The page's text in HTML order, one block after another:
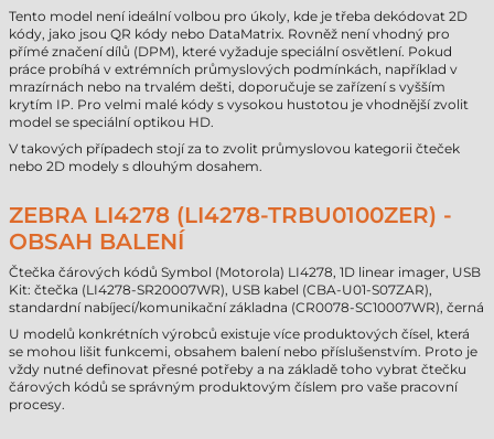
Tento model není ideální volbou pro úkoly, kde je třeba dekódovat 2D
kódy, jako jsou QR kódy nebo DataMatrix. Rovněž není vhodný pro
přímé značení dílů (DPM), které vyžaduje speciální osvětlení. Pokud
práce probíhá v extrémních průmyslových podmínkách, například v
mrazírnách nebo na trvalém dešti, doporučuje se zařízení s vyšším
krytím IP. Pro velmi malé kódy s vysokou hustotou je vhodnější zvolit
model se speciální optikou HD.
V takových případech stojí za to zvolit průmyslovou kategorii čteček
nebo 2D modely s dlouhým dosahem.
ZEBRA LI4278 (LI4278-TRBU0100ZER) -
OBSAH BALENÍ
Čtečka čárových kódů Symbol (Motorola) LI4278, 1D linear imager, USB
Kit: čtečka (LI4278-SR20007WR), USB kabel (CBA-U01-S07ZAR),
standardní nabíjecí/komunikační základna (CR0078-SC10007WR), černá
U modelů konkrétních výrobců existuje více produktových čísel, která
se mohou lišit funkcemi, obsahem balení nebo příslušenstvím. Proto je
vždy nutné definovat přesné potřeby a na základě toho vybrat čtečku
čárových kódů se správným produktovým číslem pro vaše pracovní
procesy.